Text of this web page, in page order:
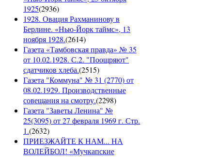
1925(2936)
1928. Овация Рахманинову в
Берлине. «Нью-Йорк таймс», 13
ноября 1928.(2614)
Газета «Тамбовская правда» № 35
от 10.02.1928. С.2. "Поощряют"
сдатчиков хлеба.(2515)
Газета "Коммуна" № 31 (2770) от
08.02.1929. Производственные
совещания на смотру.(2298)
Газета "Заветы Ленина" №
25(3095) от 27 февраля 1969 г. Стр.
1.(2632)
ПРИЕЗЖАЙТЕ К НАМ... НА
ВОЛЕЙБОЛ! «Мучкапские